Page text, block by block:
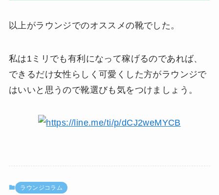
以上がラウンジでのオススメの靴でした。
私は1ミリでも有利になって稼げるのであれば、
できるだけ女性らしく可愛くした方がラウンジで
はいいと思うので靴選びも気をつけましょう。
ラウンジコラム